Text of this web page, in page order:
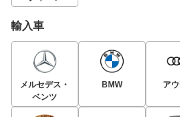
輸入車
メルセデス・
ベンツ
BMW ア